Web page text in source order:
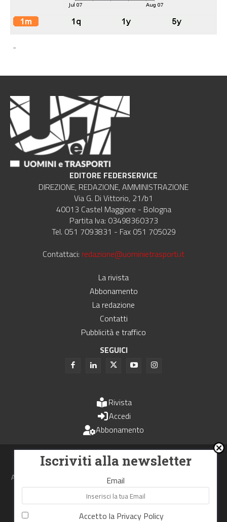
-
EDITORE FEDERSERVICE
DIREZIONE, REDAZIONE, AMMINISTRAZIONE
Via G. Di Vittorio, 21/b1
40013 Castel Maggiore - Bologna
Partita Iva: 03498360373
Tel. 051 7093831 - Fax 051 705029
Contattaci: redazione@uominietrasporti.it
La rivista
Abbonamento
La redazione
Contatti
Pubblicità e traffico
SEGUICI
Rivista
Accedi
Abbonamento
Uomini e Trasporti è un periodico associato all'Unione Stampa
Periodica Italiana - USPI
Autorizzazione del Tribunale di Bologna N.4993 del 15 giugno 1982
Webdesign made inNowhere
RIPRODUZIONE RISERVATA Privacy Policy Cookie Policy
Iscriviti alla newsletter
Email
Accetto la Privacy Policy